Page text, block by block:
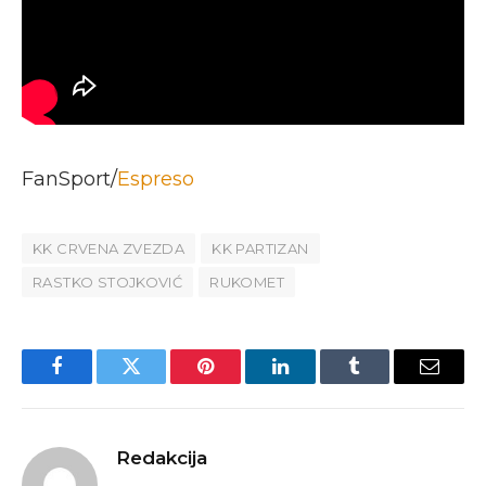
FanSport/Espreso
KK CRVENA ZVEZDA
KK PARTIZAN
RASTKO STOJKOVIĆ
RUKOMET
FacebookTwitter Pinterest LinkedInTumblr Email
Redakcija